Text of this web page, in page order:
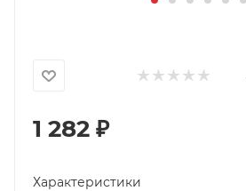
1 282 ₽
Характеристики